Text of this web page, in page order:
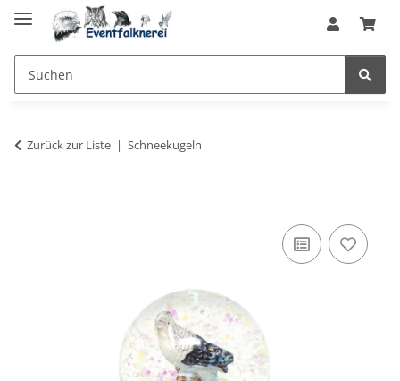
Zurück zur Liste Schneekugeln